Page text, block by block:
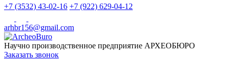
+7 (3532) 43-02-16 +7 (922) 629-04-12
arhbr156@gmail.com
Научно производственное предприятие АРХЕОБЮРО
Заказать звонок